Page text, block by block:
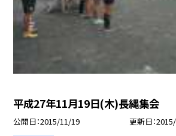
平成27年11月19日(木)長縄集会
公開日 2015/11/19 更新日